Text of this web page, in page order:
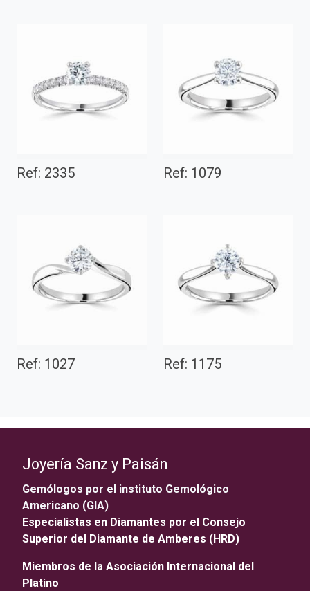
Ref: 2335 Ref: 1079
Ref: 1027 Ref: 1175
Joyería Sanz y Paisán
Gemólogos por el instituto Gemológico
Americano (GIA)
Especialistas en Diamantes por el Consejo
Superior del Diamante de Amberes (HRD)
Miembros de la Asociación Internacional del
Platino